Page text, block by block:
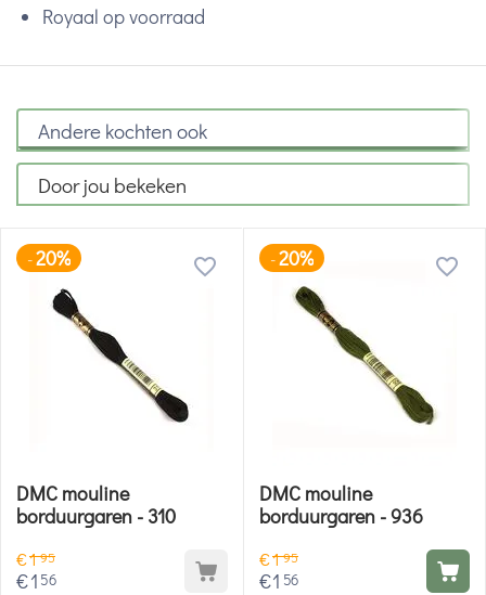
Royaal op voorraad
Andere kochten ook
Door jou bekeken
-20%
DMC mouline
borduurgaren - 310
€195
€1 56
-20%
DMC mouline
borduurgaren - 936
€195
€1 56